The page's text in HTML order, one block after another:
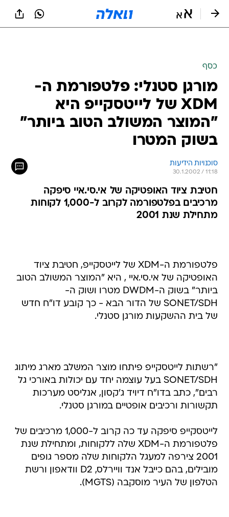
כסף
מורגן סטנלי: פלטפורמת ה-
XDM של לייטסקייפ היא
"המוצר המשולב הטוב ביותר"
בשוק המטרו
סוכנויות הידיעות
30.1.2002 / 11:18
חטיבת ציוד האופטיקה של אי.סי.איי סיפקה
מרכיבים בפלטפורמה לקרוב ל-1,000 לקוחות
מתחילת שנת 2001
פלטפורמת ה-XDM של לייטסקייפ, חטיבת ציוד
האופטיקה של אי.סי.איי , היא "המוצר המשולב הטוב
ביותר" בשוק ה-DWDM מטרו ושוק ה-
SONET/SDH של הדור הבא - כך קובע דו"ח חדש
של בית ההשקעות מורגן סטנלי.
"רשתות לייטסקייפ פיתחו מוצר המשלב מארג מיתוג
SONET/SDH בעל עוצמה יחד עם יכולות באורכי גל
רבים", כתב בדו"ח דיויד ג'קסון, אנליסט מערכות
תקשורות ורכיבים אופטיים במורגן סטנלי.
לייטסקייפ סיפקה עד כה קרוב ל-1,000 מרכיבים של
פלטפורמת ה-XDM שלה ללקוחות, ומתחילת שנת
2001 צירפה למעגל הלקוחות שלה מספר גופים
מובילים, בהם כייבל אנד וויירלס, D2 וודאפון ורשת
הטלפון של העיר מוסקבה (MGTS).